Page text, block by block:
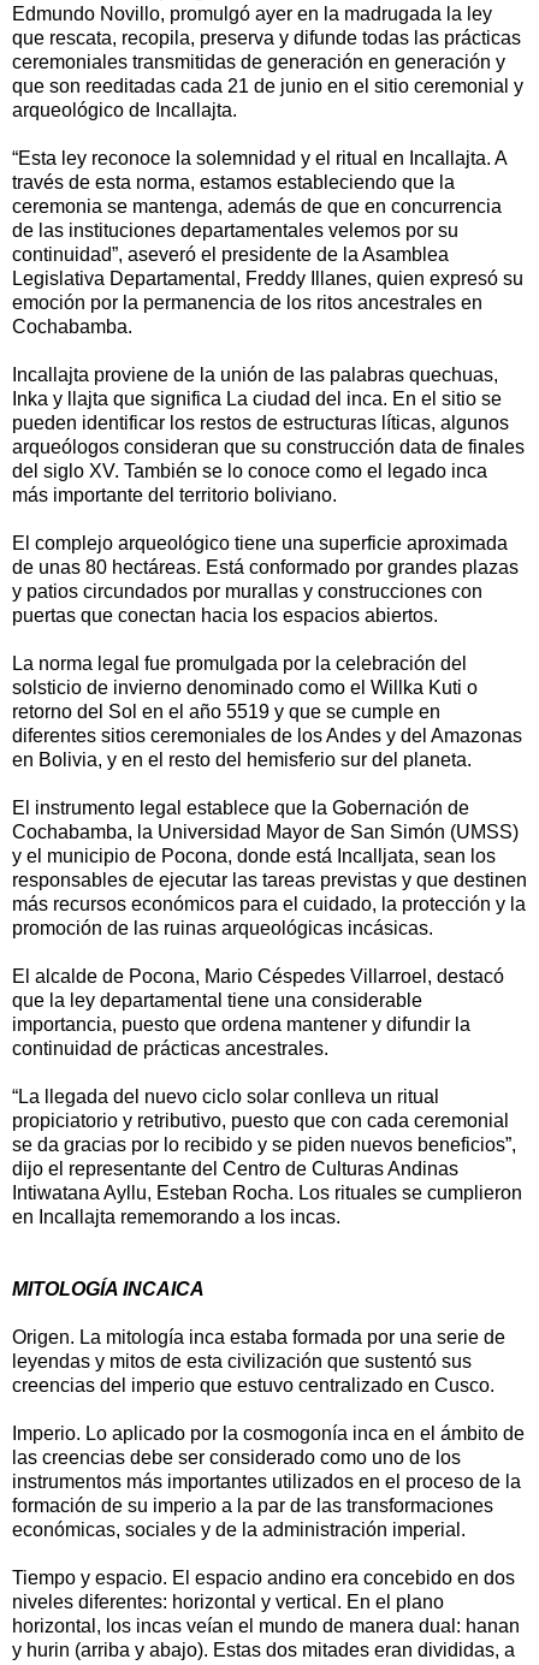
Edmundo Novillo, promulgó ayer en la madrugada la ley
que rescata, recopila, preserva y difunde todas las prácticas
ceremoniales transmitidas de generación en generación y
que son reeditadas cada 21 de junio en el sitio ceremonial y
arqueológico de Incallajta.
“Esta ley reconoce la solemnidad y el ritual en Incallajta. A
través de esta norma, estamos estableciendo que la
ceremonia se mantenga, además de que en concurrencia
de las instituciones departamentales velemos por su
continuidad”, aseveró el presidente de la Asamblea
Legislativa Departamental, Freddy Illanes, quien expresó su
emoción por la permanencia de los ritos ancestrales en
Cochabamba.
Incallajta proviene de la unión de las palabras quechuas,
Inka y llajta que significa La ciudad del inca. En el sitio se
pueden identificar los restos de estructuras líticas, algunos
arqueólogos consideran que su construcción data de finales
del siglo XV. También se lo conoce como el legado inca
más importante del territorio boliviano.
El complejo arqueológico tiene una superficie aproximada
de unas 80 hectáreas. Está conformado por grandes plazas
y patios circundados por murallas y construcciones con
puertas que conectan hacia los espacios abiertos.
La norma legal fue promulgada por la celebración del
solsticio de invierno denominado como el Willka Kuti o
retorno del Sol en el año 5519 y que se cumple en
diferentes sitios ceremoniales de los Andes y del Amazonas
en Bolivia, y en el resto del hemisferio sur del planeta.
El instrumento legal establece que la Gobernación de
Cochabamba, la Universidad Mayor de San Simón (UMSS)
y el municipio de Pocona, donde está Incalljata, sean los
responsables de ejecutar las tareas previstas y que destinen
más recursos económicos para el cuidado, la protección y la
promoción de las ruinas arqueológicas incásicas.
El alcalde de Pocona, Mario Céspedes Villarroel, destacó
que la ley departamental tiene una considerable
importancia, puesto que ordena mantener y difundir la
continuidad de prácticas ancestrales.
“La llegada del nuevo ciclo solar conlleva un ritual
propiciatorio y retributivo, puesto que con cada ceremonial
se da gracias por lo recibido y se piden nuevos beneficios”,
dijo el representante del Centro de Culturas Andinas
Intiwatana Ayllu, Esteban Rocha. Los rituales se cumplieron
en Incallajta rememorando a los incas.
MITOLOGÍA INCAICA
Origen. La mitología inca estaba formada por una serie de
leyendas y mitos de esta civilización que sustentó sus
creencias del imperio que estuvo centralizado en Cusco.
Imperio. Lo aplicado por la cosmogonía inca en el ámbito de
las creencias debe ser considerado como uno de los
instrumentos más importantes utilizados en el proceso de la
formación de su imperio a la par de las transformaciones
económicas, sociales y de la administración imperial.
Tiempo y espacio. El espacio andino era concebido en dos
niveles diferentes: horizontal y vertical. En el plano
horizontal, los incas veían el mundo de manera dual: hanan
y hurin (arriba y abajo). Estas dos mitades eran divididas, a